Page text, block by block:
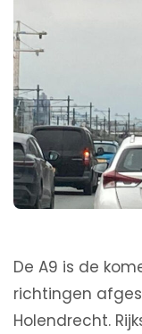
De A9 is de
richtingen
Holendrecht.